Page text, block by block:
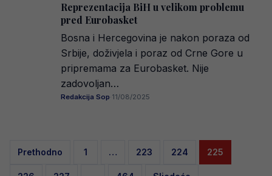
Reprezentacija BiH u velikom problemu
pred Eurobasket
Bosna i Hercegovina je nakon poraza od
Srbije, doživjela i poraz od Crne Gore u
pripremama za Eurobasket. Nije
zadovoljan…
Redakcija Sop·11/08/2025
Posts
Prethodno 1 … 223 224 225